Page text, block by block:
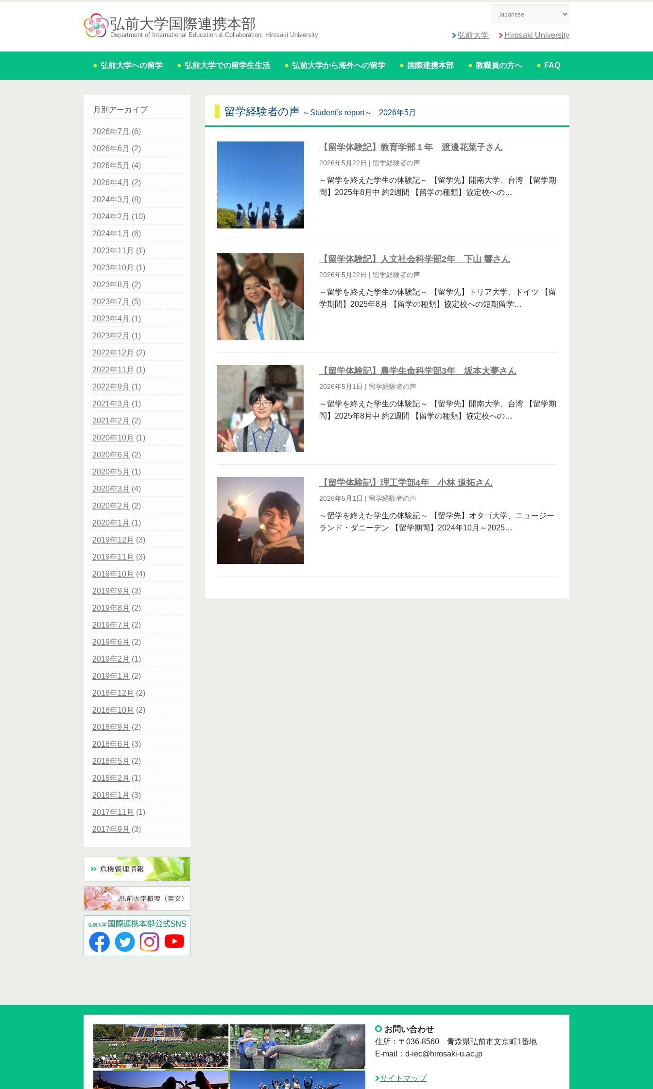
弘前大学 Hirosaki University
弘前大学国際連携本部
Department of International Education & Collaboration, Hirosaki University
弘前大学への留学 弘前大学での留学生生活 弘前大学から海外への留学 国際連携本部 教職員の方へ FAQ
留学経験者の声 ～Student’s report～ 2026年5月
【留学体験記】教育学部１年 渡邊花菜子さん
2026年5月22日 | 留学経験者の声
～留学を終えた学生の体験記～ 【留学先】開南大学、台湾 【留学期
間】2025年8月中 約2週間 【留学の種類】協定校への…
【留学体験記】⼈⽂社会科学部2年 下山 響さん
2026年5月22日 | 留学経験者の声
～留学を終えた学生の体験記～ 【留学先】トリア大学、ドイツ 【留
学期間】2025年8月 【留学の種類】協定校への短期留学…
【留学体験記】農学生命科学部3年 坂本大夢さん
2026年5月1日 | 留学経験者の声
～留学を終えた学生の体験記～ 【留学先】開南大学、台湾 【留学期
間】2025年8月中 約2週間 【留学の種類】協定校への…
【留学体験記】理工学部4年 小林 道拓さん
2026年5月1日 | 留学経験者の声
～留学を終えた学生の体験記～ 【留学先】オタゴ大学、ニュージー
ランド・ダニーデン 【留学期間】2024年10月～2025…
月別アーカイブ
2026年7月 (6)
2026年6月 (2)
2026年5月 (4)
2026年4月 (2)
2024年3月 (8)
2024年2月 (10)
2024年1月 (6)
2023年11月 (1)
2023年10月 (1)
2023年8月 (2)
2023年7月 (5)
2023年4月 (1)
2023年2月 (1)
2022年12月 (2)
2022年11月 (1)
2022年9月 (1)
2021年3月 (1)
2021年2月 (2)
2020年10月 (1)
2020年6月 (2)
2020年5月 (1)
2020年3月 (4)
2020年2月 (2)
2020年1月 (1)
2019年12月 (3)
2019年11月 (3)
2019年10月 (4)
2019年9月 (3)
2019年8月 (2)
2019年7月 (2)
2019年6月 (2)
2019年2月 (1)
2019年1月 (2)
2018年12月 (2)
2018年10月 (2)
2018年9月 (2)
2018年6月 (3)
2018年5月 (2)
2018年2月 (1)
2018年1月 (3)
2017年11月 (1)
2017年9月 (3)
お問い合わせ
住所：〒036-8560 青森県弘前市文京町1番地
E-mail：d-iec@hirosaki-u.ac.jp
サイトマップ